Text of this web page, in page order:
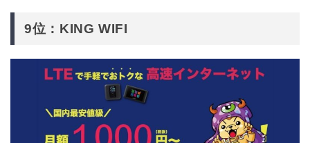
9位：KING WIFI